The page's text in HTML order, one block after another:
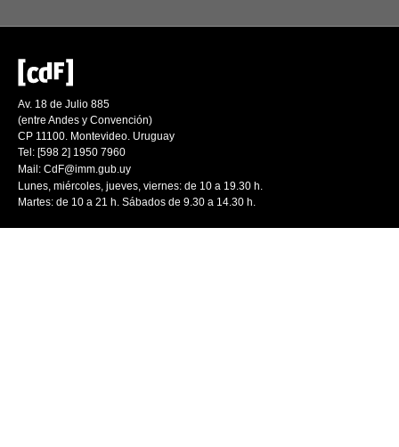
Av. 18 de Julio 885
(entre Andes y Convención)
CP 11100. Montevideo. Uruguay
Tel: [598 2] 1950 7960
Mail: CdF@imm.gub.uy
Lunes, miércoles, jueves, viernes: de 10 a 19.30 h.
Martes: de 10 a 21 h. Sábados de 9.30 a 14.30 h.